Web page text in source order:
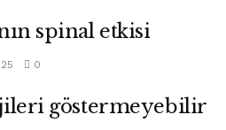
spinal etkisi
0
göstermeyebilir